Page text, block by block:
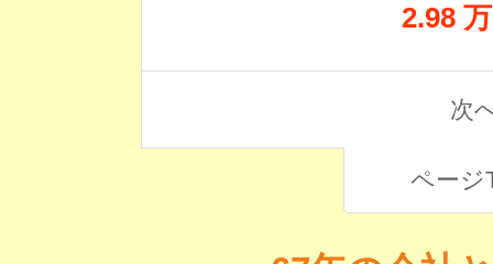
2.98
次
ページ